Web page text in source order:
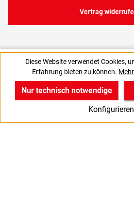
5,51 €
0,11 € / 1 Stück
Vertrag
Diese Website verwendet Cookies,
Erfahrung bieten zu können.
Nur technisch notwendige
Konfigurieren
v
Produkte